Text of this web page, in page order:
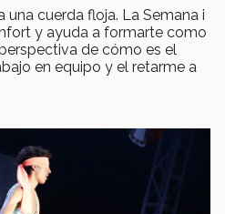
una cuerda floja. La Semana i
y ayuda a formarte como
de cómo es el
en equipo y el retarme a